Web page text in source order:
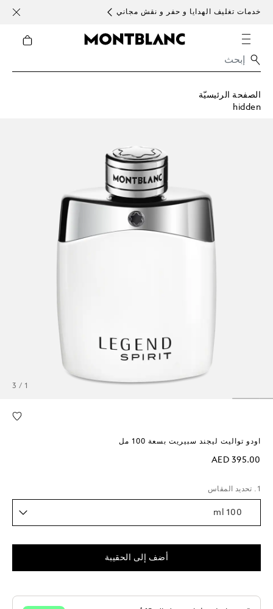
خدمات تغليف الهدايا و حفر و نقش مجاني
الأحد
الصفحة الرئيسيّة
hidden
1 / 3
اودو تواليت ليجند سبيريت بسعة 100 مل
AED 395.00
1. تحديد المقاس
100 ml
أضف إلى الحقيبة